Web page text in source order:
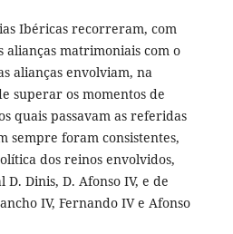
Ibéricas recorreram, com
alianças matrimoniais com o
alianças envolviam, na
superar os momentos de
quais passavam as referidas
sempre foram consistentes,
dos reinos envolvidos,
Dinis, D. Afonso IV, e de
IV, Fernando IV e Afonso